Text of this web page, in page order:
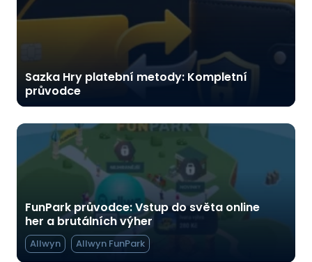
Sazka Hry platební metody: Kompletní
průvodce
FunPark průvodce: Vstup do světa online
her a brutálních výher
Allwyn Allwyn FunPark